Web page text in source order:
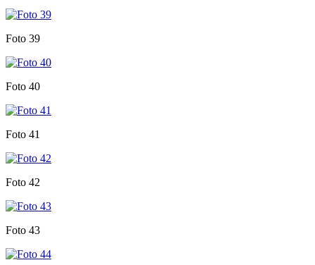
Foto 39
Foto 40
Foto 41
Foto 42
Foto 43